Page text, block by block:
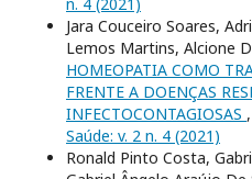
Jara Couceiro Soares,
Lemos Martins, Alcione
HOMEOPATIA COMO
FRENTE A DOENÇAS
INFECTOCONTAGIOSAS ,
Saúde: v. 2 n. 4 (2021)
Ronald Pinto Costa,